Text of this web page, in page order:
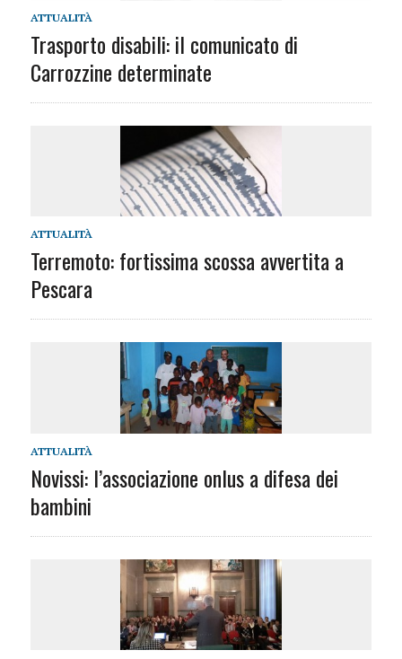
ATTUALITÀ
Trasporto disabili: il comunicato di
Carrozzine determinate
ATTUALITÀ
Terremoto: fortissima scossa avvertita a
Pescara
ATTUALITÀ
Novissi: l’associazione onlus a difesa dei
bambini